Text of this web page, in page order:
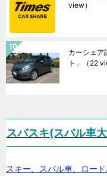
view）
カーシェア
ト」
（22
スバスキ(スバル車
スキー、スバル車、ロー